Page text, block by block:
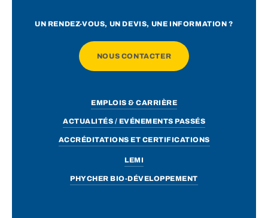
UN RENDEZ-VOUS, UN DEVIS, UNE INFORMATION ?
NOUS CONTACTER
EMPLOIS & CARRIÈRE
ACTUALITÉS / EVÉNEMENTS PASSÉS
ACCRÉDITATIONS ET CERTIFICATIONS
LEMI
PHYCHER BIO-DÉVELOPPEMENT